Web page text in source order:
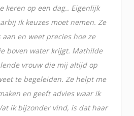
keren op een dag.. Eigenlijk
ik keuzes moet nemen. Ze
en weet precies hoe ze
boven water krijgt. Mathilde
vrouw die mij altijd op
te begeleiden. Ze helpt me
en geeft advies waar ik
ik bijzonder vind, is dat haar